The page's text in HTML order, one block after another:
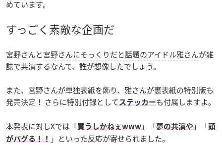
めています。
すっごく素敵な企画だ
宮野さんと宮野さんにそっくりだと話題のアイドル雅さんが雑
誌で共演するなんて、誰が想像したでしょう。
また、宮野さんが単独表紙を飾り、雅さんが裏表紙の特別版も
発売決定！ さらに特別付録として ステッカーも付属しますよ。
本発表に対しXでは「買うしかねぇwww 」「夢の共演や 」「頭
がバグる！！
」といった反応が寄せられました。